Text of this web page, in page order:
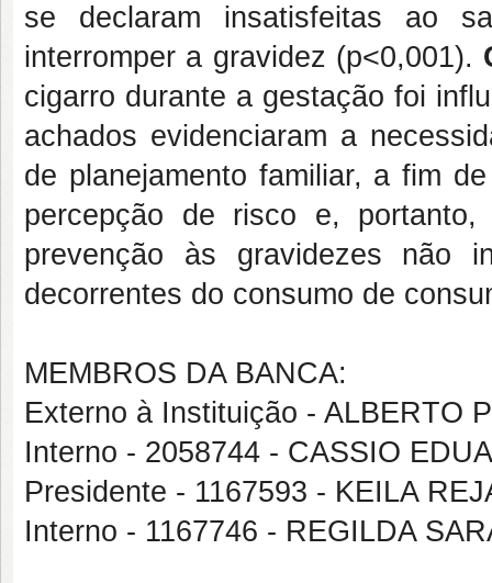
se declaram insatisfeitas ao
interromper a gravidez (p<0,001).
cigarro durante a gestação foi
achados evidenciaram a
de planejamento familiar, a fim
percepção de risco e, portanto,
prevenção às gravidezes não
decorrentes do consumo de
MEMBROS DA BANCA:
Externo à Instituição - ALBERTO
Interno - 2058744 - CASSIO
Presidente - 1167593 - KEILA
Interno - 1167746 - REGILDA